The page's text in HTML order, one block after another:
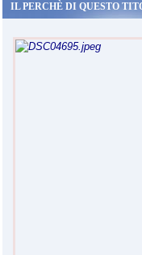
IL PERCHÈ DI QUESTO